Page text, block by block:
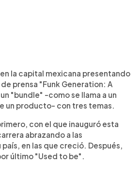
la capital mexicana presentando
prensa "Funk Generation: A
"bundle" -como se llama a un
un producto- con tres temas.
con el que inauguró esta
abrazando a las
en las que creció. Después,
último "Used to be".